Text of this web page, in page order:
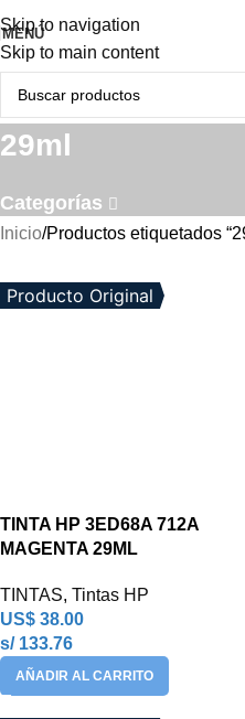
Skip to navigation
Skip to main content
MENÚ
29ml
Categorías
Inicio Productos etiquetados
Producto Original
TINTA HP 3ED68A 712A
MAGENTA 29ML
TINTAS, Tintas HP
US$ 38.00
s/ 133.76
AÑADIR AL CARRITO